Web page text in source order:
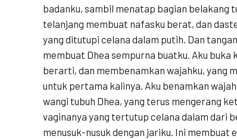
badanku, sambil menatap bagian belakang
telanjang membuat nafasku berat, dan
yang ditutupi celana dalam putih. Dan
membuat Dhea sempurna buatku. Aku buka
berarti, dan membenamkan wajahku, yang
untuk pertama kalinya. Aku benamkan
wangi tubuh Dhea, yang terus mengerang
vaginanya yang tertutup celana dalam dari
menusuk-nusuk dengan jariku. Ini membuat